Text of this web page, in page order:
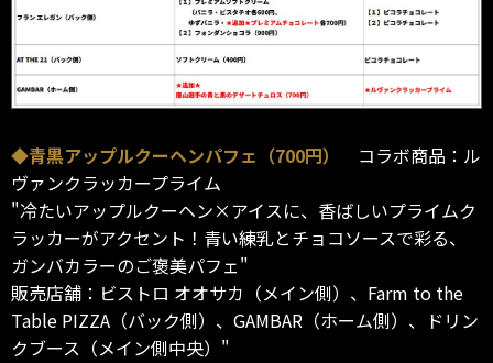
◆青黒アップルクーヘンパフェ（700円）
コラボ商品：ル
ヴァンクラッカープライム
"冷たいアップルクーヘン×アイスに、香ばしいプライムク
ラッカーがアクセント！青い練乳とチョコソースで彩る、
ガンバカラーのご褒美パフェ"
販売店舗：ビストロ オオサカ（メイン側）、Farm to the
Table PIZZA（バック側）、GAMBAR（ホーム側）、ドリン
クブース（メイン側中央）"